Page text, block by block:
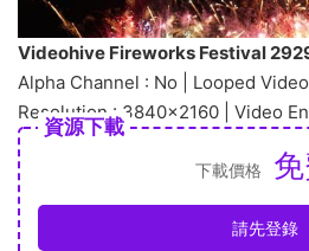
Videohive Fireworks Festival
Alpha Channel : No | Looped Video
Resolution : 3840×2160 | Video
資源下載
下載價格
請先登錄